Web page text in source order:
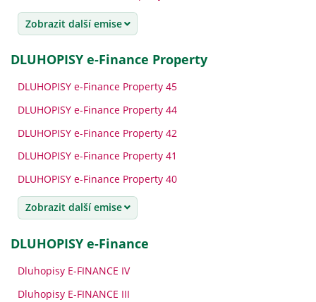
Zobrazit další emise
DLUHOPISY e-Finance Property
DLUHOPISY e-Finance Property 45
DLUHOPISY e-Finance Property 44
DLUHOPISY e-Finance Property 42
DLUHOPISY e-Finance Property 41
DLUHOPISY e-Finance Property 40
Zobrazit další emise
DLUHOPISY e-Finance
Dluhopisy E-FINANCE IV
Dluhopisy E-FINANCE III